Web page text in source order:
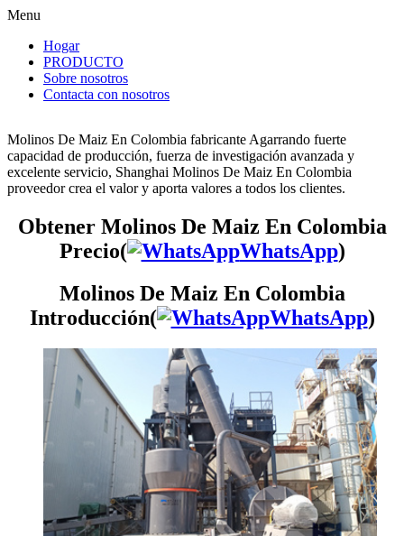
Menu
Hogar
PRODUCTO
Sobre nosotros
Contacta con nosotros
Molinos De Maiz En Colombia fabricante Agarrando fuerte
capacidad de producción, fuerza de investigación avanzada y
excelente servicio, Shanghai Molinos De Maiz En Colombia
proveedor crea el valor y aporta valores a todos los clientes.
Obtener Molinos De Maiz En Colombia
Precio(
WhatsApp)
Molinos De Maiz En Colombia
Introducción(
WhatsApp)